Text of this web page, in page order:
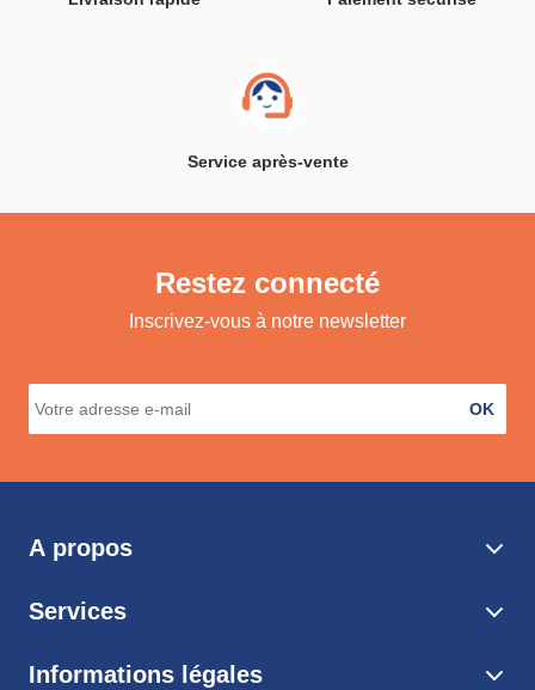
Service après-vente
Restez connecté
Inscrivez-vous à notre newsletter
OK
A propos
Services
Informations légales